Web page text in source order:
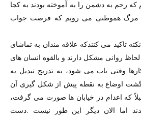
رحم به دشمن را به آموخته بودند به كجا
مرگ هموطنى مى رويم كه فرصت جواب
تاکید می کنندکه علاقه مندان به تماشای
روانی مشکل دارند و بالقوه انسان های
وقتی باب می شود، به تدریج تبدیل به
اوضاع به نقطه پیش از شکل گیری آن
که اعدام در خیابان ها صورت می گرفت،
اما الان دیگر این طور نیست .دست